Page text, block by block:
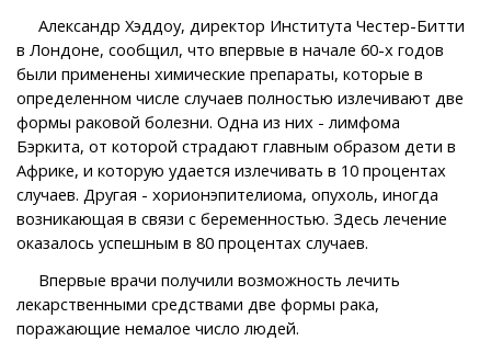
Александр Хэддоу, директор Института Честер-Битти
в Лондоне, сообщил, что впервые в начале 60-х годов
были применены химические препараты, которые в
определенном числе случаев полностью излечивают две
формы раковой болезни. Одна из них - лимфома
Бэркита, от которой страдают главным образом дети в
Африке, и которую удается излечивать в 10 процентах
случаев. Другая - хорионэпителиома, опухоль, иногда
возникающая в связи с беременностью. Здесь лечение
оказалось успешным в 80 процентах случаев.
Впервые врачи получили возможность лечить
лекарственными средствами две формы рака,
поражающие немалое число людей.